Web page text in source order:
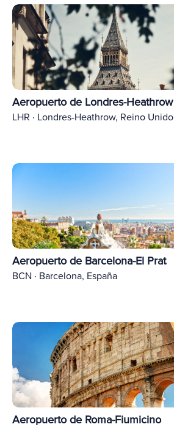
Aeropuerto de Londres-Heathrow
LHR · Londres-Heathrow, Reino Unido
Aeropuerto de Barcelona-El Prat
BCN · Barcelona, España
Aeropuerto de Roma-Fiumicino